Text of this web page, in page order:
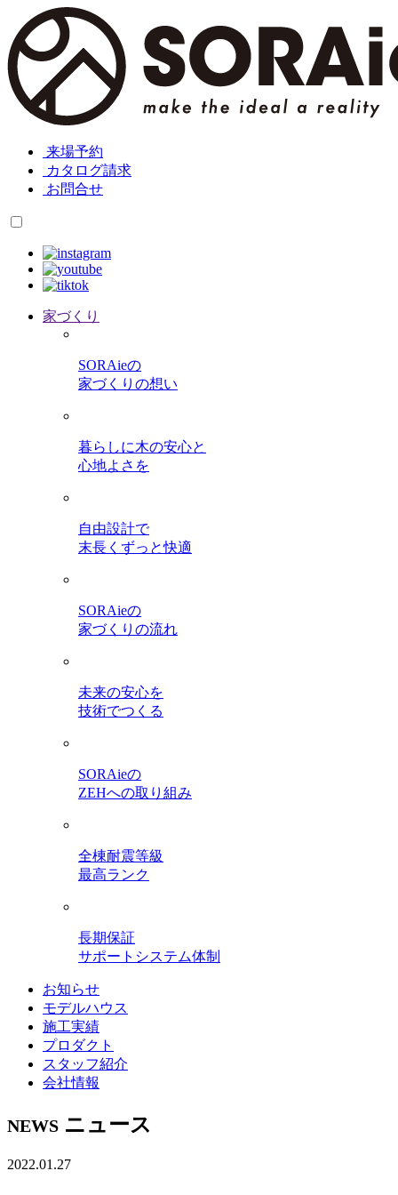
来場予約
カタログ請求
お問合せ
家づくり
SORAieの
家づくりの想い
暮らしに木の安心と
心地よさを
自由設計で
末長くずっと快適
SORAieの
家づくりの流れ
未来の安心を
技術でつくる
SORAieの
ZEHへの取り組み
全棟耐震等級
最高ランク
長期保証
サポートシステム体制
お知らせ
モデルハウス
施工実績
プロダクト
スタッフ紹介
会社情報
NEWS ニュース
2022.01.27